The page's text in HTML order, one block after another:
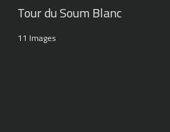
Tour du Soum Blanc
11 Images